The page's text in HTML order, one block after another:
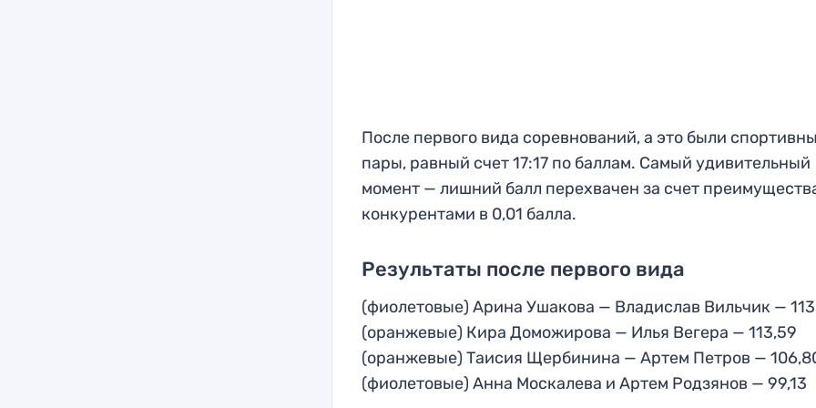
После первого вида соревнований, а это были
пары, равный счет 17:17 по баллам. Самый удивительный
момент — лишний балл перехвачен за счет
конкурентами в 0,01 балла.
Результаты после первого вида
(фиолетовые) Арина Ушакова — Владислав Вильчик —
(оранжевые) Кира Доможирова — Илья Вегера — 113,59
(оранжевые) Таисия Щербинина — Артем Петров —
(фиолетовые) Анна Москалева и Артем Родзянов — 99,13